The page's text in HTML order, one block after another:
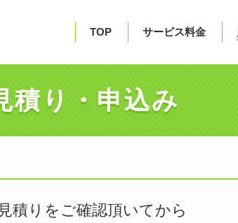
TOP サービス料金
積り・申込み
積りをご確認頂いてから